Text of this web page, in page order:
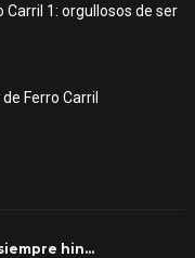
Carril 1: orgullosos de ser
Ferro Carril
hin…